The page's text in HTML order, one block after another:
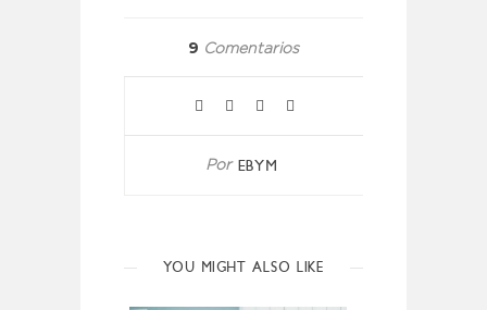
9 Comentarios
Por EBYM
YOU MIGHT ALSO LIKE